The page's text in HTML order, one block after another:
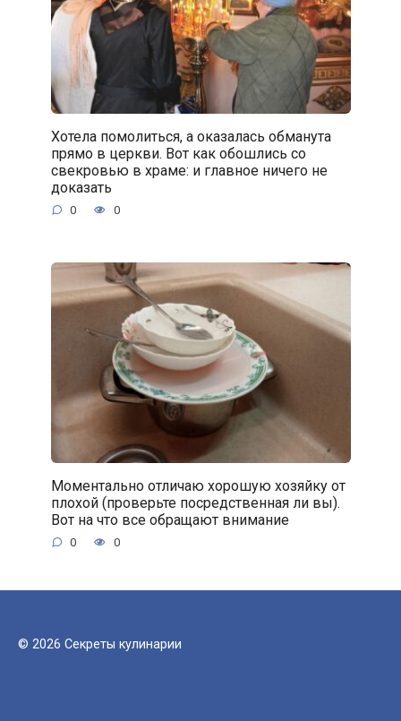
Хотела помолиться, а оказалась обманута
прямо в церкви. Вот как обошлись со
свекровью в храме: и главное ничего не
доказать
0 0
Моментально отличаю хорошую хозяйку от
плохой (проверьте посредственная ли вы).
Вот на что все обращают внимание
0 0
© 2026 Секреты кулинарии